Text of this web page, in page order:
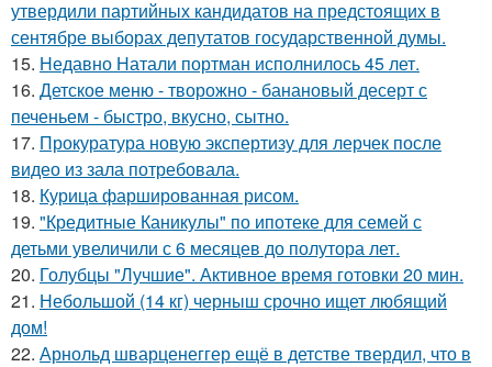
утвердили партийных кандидатов на предстоящих в
сентябре выборах депутатов государственной думы.
15. Недавно Натали портман исполнилось 45 лет.
16. Детское меню - творожно - банановый десерт с
печеньем - быстро, вкусно, сытно.
17. Прокуратура новую экспертизу для лерчек после
видео из зала потребовала.
18. Курица фаршированная рисом.
19. "Кредитные Каникулы" по ипотеке для семей с
детьми увеличили с 6 месяцев до полутора лет.
20. Голубцы "Лучшие". Активное время готовки 20 мин.
21. Небольшой (14 кг) черныш срочно ищет любящий
дом!
22. Арнольд шварценеггер ещё в детстве твердил, что в